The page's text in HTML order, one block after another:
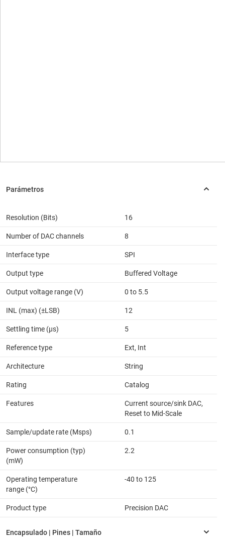
Resolution (Bits) 16
Number of DAC channels 8
Interface type SPI
Output type Buffered Voltage
Output voltage range (V) 0 to 5.5
INL (max) (±LSB) 12
Settling time (µs) 5
Reference type Ext, Int
Architecture String
Rating Catalog
Features
Current source/sink DAC,
Reset to Mid-Scale
Sample/update rate (Msps) 0.1
Power consumption (typ)
(mW)
2.2
Operating temperature
range (°C)
-40 to 125
Product type Precision DAC